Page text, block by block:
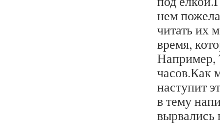
нем
читать их
время,
Например,
часов.Как
наступит
в тему